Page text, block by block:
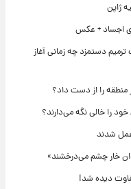
ژاپن
اجساد + عکس
ترمیم دستمزد چه زمانی آغاز
منطقه را از دست داد؟
را خالی نگه می‌دارند؟
خار چشم می‌درخشند»